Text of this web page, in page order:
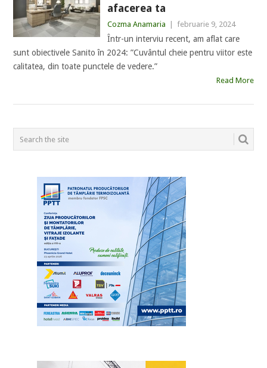
afacerea ta
Cozma Anamaria februarie 9, 2024
Într-un interviu recent, am aflat care
sunt obiectivele Sanito în 2024: ”Cuvântul cheie pentru viitor este
calitatea, din toate punctele de vedere.”
Read More
POSTS
NAVIGATION